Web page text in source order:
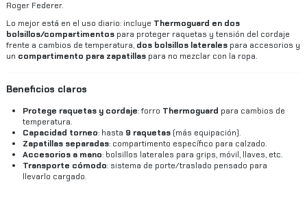
Roger Federer.
Lo mejor está en el uso diario: incluye Thermoguard en dos
bolsillos/compartimentos para proteger raquetas y tensión del cordaje
frente a cambios de temperatura, dos bolsillos laterales para accesorios y
un compartimento para zapatillas para no mezclar con la ropa.
Beneficios claros
Protege raquetas y cordaje: forro Thermoguard para cambios de
temperatura.
Capacidad torneo: hasta 9 raquetas (más equipación).
Zapatillas separadas: compartimento específico para calzado.
Accesorios a mano: bolsillos laterales para grips, móvil, llaves, etc.
Transporte cómodo: sistema de porte/traslado pensado para
llevarlo cargado.